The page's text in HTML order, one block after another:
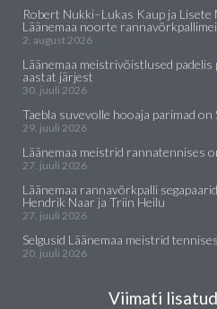
Robert Nukki–Lukas Kaup ja
Läänemaa noorte
2. august 2026
Läänemaa meistrivõistlused padelis
aastat järjest
30. juuli 2026
Taebla suvevolle hooaja parimad on
29. juuli 2026
Läänemaa meistrid rannatennises
27. juuli 2026
Läänemaa rannavõrkpalli
Hendrik Naar ja Triin Heilu
27. juuli 2026
Selgusid Läänemaa meistrid tennises
20. juuli 2026
Viimati